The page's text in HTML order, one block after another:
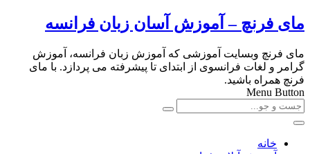
مای فرنچ – آموزش آسان زبان فرانسه
مای فرنچ وبسایت آموزشی که آموزش زبان فرانسه، آموزش
گرامر و لغات فرانسوی از ابتدای تا پیشرفته می پردازد. با مای
فرنچ همراه باشید.
Menu Button
خانه